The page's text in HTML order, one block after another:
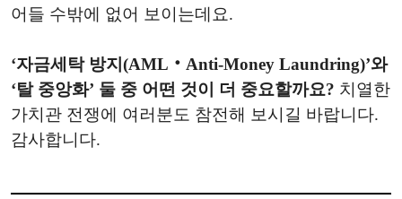
어들 수밖에 없어 보이는데요.
‘자금세탁 방지(AML‧Anti-Money Laundring)’와
‘탈 중앙화’ 둘 중 어떤 것이 더 중요할까요? 치열한
가치관 전쟁에 여러분도 참전해 보시길 바랍니다.
감사합니다.